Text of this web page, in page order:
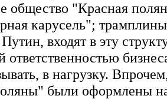
общество "Красная
карусель";
входят в эту
ответственностью
в нагрузку.
были оформлены